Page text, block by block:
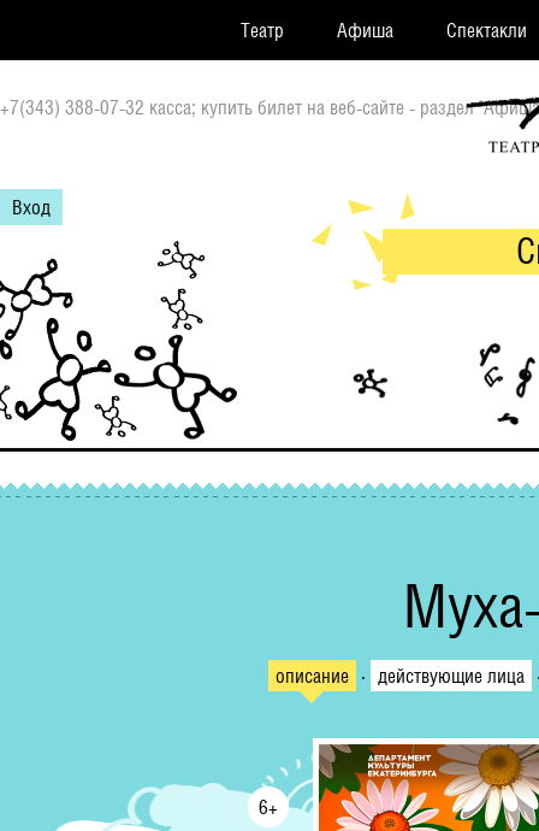
описание · действующие лица
6+
Театр Афиша Спектакли
+7(343) 388-07-32 касса; купить билет на веб-сайте - раздел
Вход